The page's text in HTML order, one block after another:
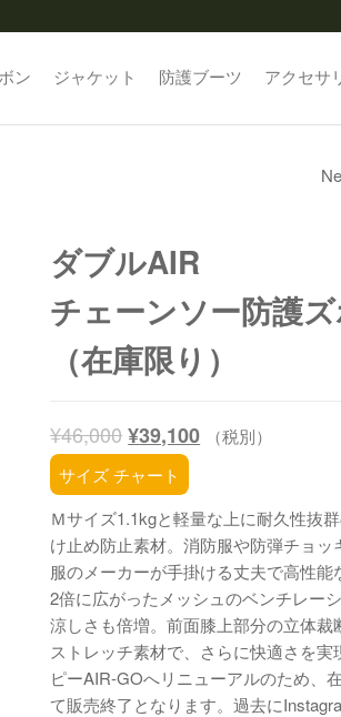
ン ジャケット 防護ブーツ アクセサ
ダブルAIR
チェーンソー防護
（在庫限り）
¥46,000¥39,100 （税別）
サイズ チャート
Ｍサイズ1.1kgと軽量な上に耐久性抜
け止め防止素材。消防服や防弾チョッ
服のメーカーが手掛ける丈夫で高性能
2倍に広がったメッシュのベンチレーシ
涼しさも倍増。前面膝上部分の立体裁
ストレッチ素材で、さらに快適さを実
ピーAIR-GOへリニューアルのため、
て販売終了となります。過去に